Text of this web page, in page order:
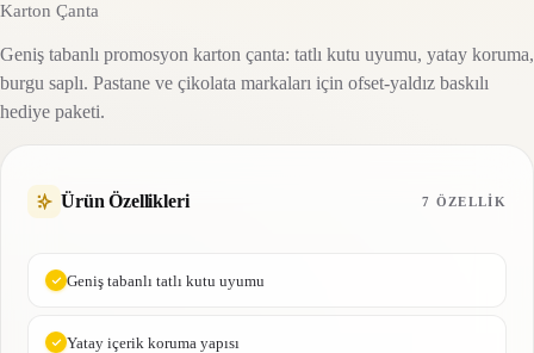
Karton Çanta
Geniş tabanlı promosyon karton çanta: tatlı kutu uyumu, yatay koruma,
burgu saplı. Pastane ve çikolata markaları için ofset-yaldız baskılı
hediye paketi.
Ürün Özellikleri 7 ÖZELLIK
Geniş tabanlı tatlı kutu uyumu
Yatay içerik koruma yapısı